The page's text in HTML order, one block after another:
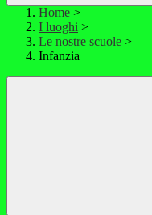
Home >
I luoghi >
Le nostre scuole >
Infanzia